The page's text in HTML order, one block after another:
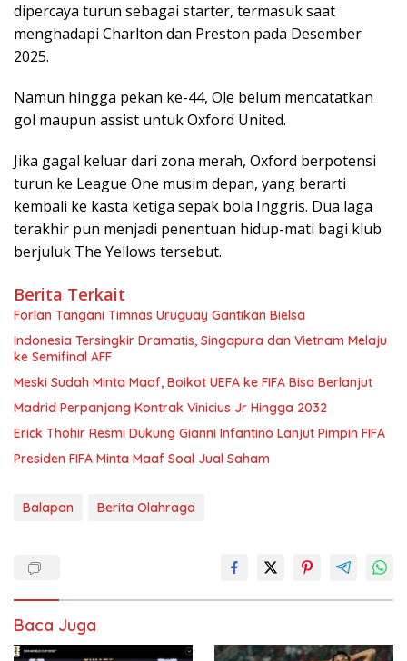
dipercaya turun sebagai starter, termasuk saat
menghadapi Charlton dan Preston pada Desember
2025.
Namun hingga pekan ke-44, Ole belum mencatatkan
gol maupun assist untuk Oxford United.
Jika gagal keluar dari zona merah, Oxford berpotensi
turun ke League One musim depan, yang berarti
kembali ke kasta ketiga sepak bola Inggris. Dua laga
terakhir pun menjadi penentuan hidup-mati bagi klub
berjuluk The Yellows tersebut.
Berita Terkait
Forlan Tangani Timnas Uruguay Gantikan Bielsa
Indonesia Tersingkir Dramatis, Singapura dan Vietnam Melaju
ke Semifinal AFF
Meski Sudah Minta Maaf, Boikot UEFA ke FIFA Bisa Berlanjut
Madrid Perpanjang Kontrak Vinicius Jr Hingga 2032
Erick Thohir Resmi Dukung Gianni Infantino Lanjut Pimpin FIFA
Presiden FIFA Minta Maaf Soal Jual Saham
Balapan Berita Olahraga
Baca Juga